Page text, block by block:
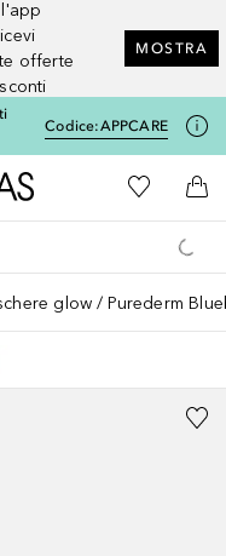
offerte
MOSTRA
Codice:APPCARE
A Douglas HomeAlla Mia
Al
glow Purederm